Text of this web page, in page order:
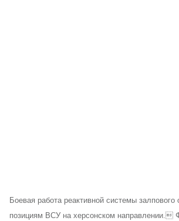
Боевая работа реактивной системы залпового
позициям ВСУ на херсонском направлении.